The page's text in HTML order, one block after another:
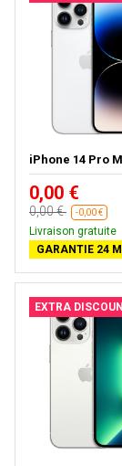
iPhone 14 Pro
0,00 €
0,00 € -0,00 €
Livraison gratuite
GARANTIE 24
EXTRA